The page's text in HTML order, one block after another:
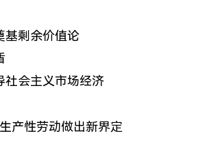
基剩余价值论
社会主义市场经济
产性劳动做出新界定